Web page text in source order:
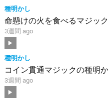
種明かし
命懸けの火を食べるマジッ
3週間 ago
種明かし
コイン貫通マジックの種明
3週間 ago